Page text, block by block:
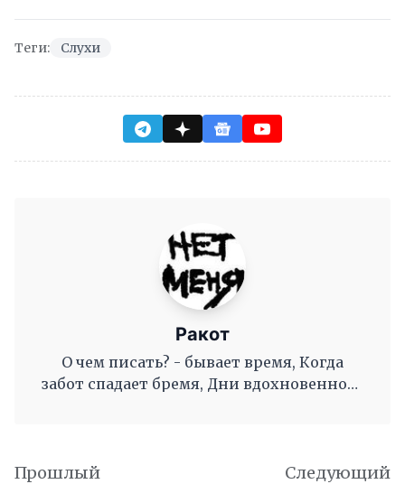
Теги: Слухи
Ракот
О чем писать? - бывает время, Когда
забот спадает бремя, Дни вдохновенного
Прошлый
Следующий